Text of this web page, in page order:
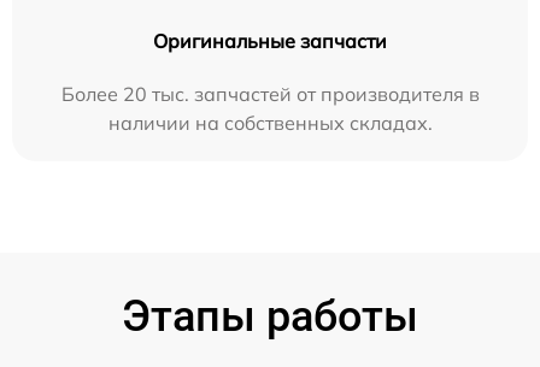
Оригинальные запчасти
Более 20 тыс. запчастей от производителя в
наличии на собственных складах.
Этапы работы